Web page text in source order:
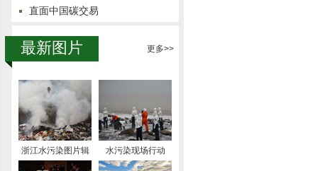
直面中国碳交易
最新图片 更多>>
浙江水污染图片辑 水污染现场行动